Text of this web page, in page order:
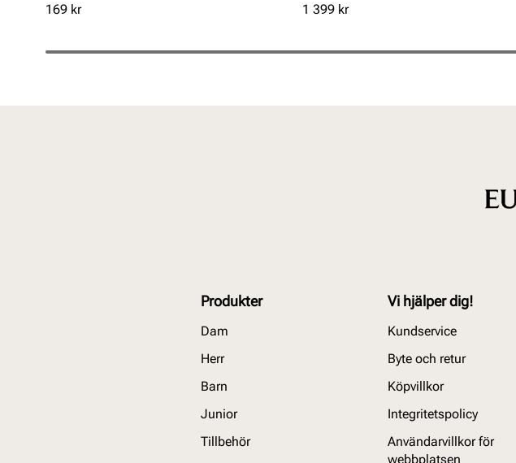
Pris
169 kr Pris
1 399 kr
Produkter
Dam
Herr
Barn
Junior
Tillbehör
Vi hjälper dig!
Kundservice
Byte och retur
Köpvillkor
Integritetspolicy
Användarvillkor för
webbplatsen